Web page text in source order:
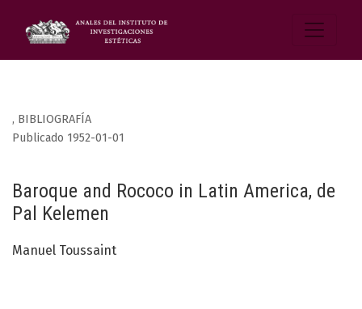
, BIBLIOGRAFÍA
Baroque and Rococo in Latin America, de
Pal Kelemen
Publicado 1952-01-01
Manuel Toussaint